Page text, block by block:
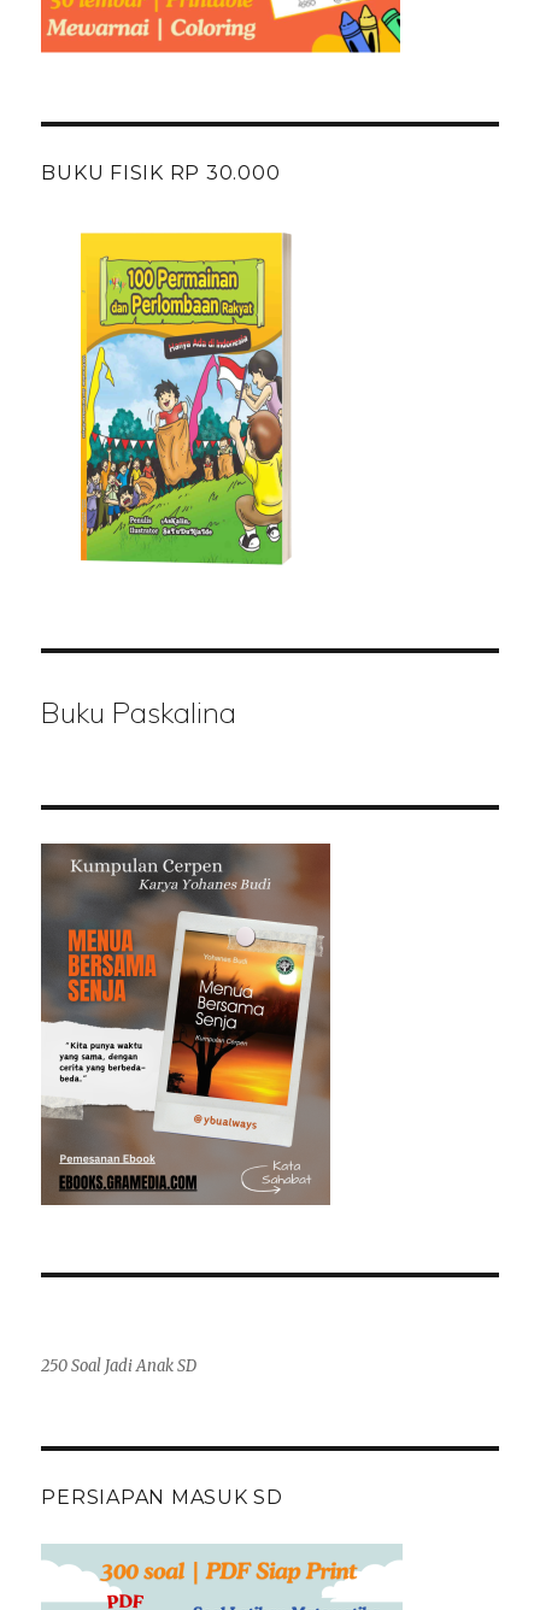
BUKU FISIK RP 30.000
Buku Paskalina
250 Soal Jadi Anak SD
PERSIAPAN MASUK SD